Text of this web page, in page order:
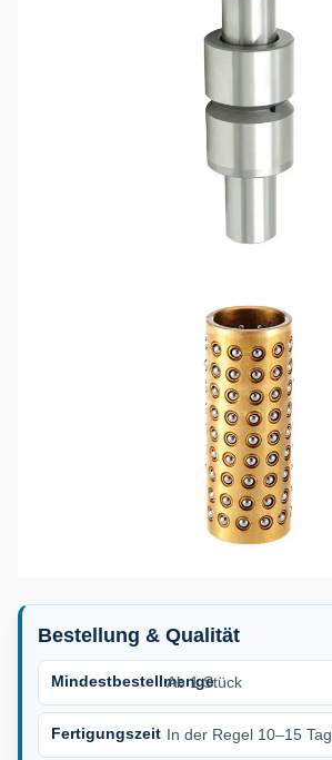
Bestellung & Qualität
Mindestbestellmenge
Ab 1 Stück
Fertigungszeit In der Regel 10–15